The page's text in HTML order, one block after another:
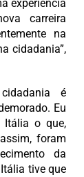
experiência
carreira
na
cidadania”,
é
Eu
Itália o que,
foram
da
tive que